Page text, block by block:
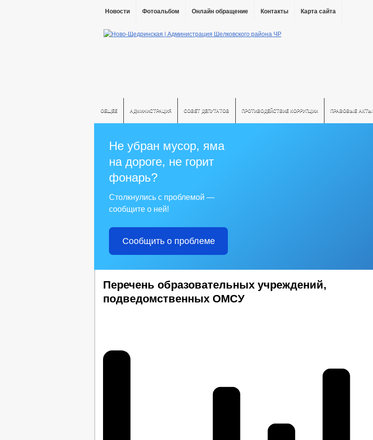
Новости Фотоальбом Онлайн обращение Контакты Карта сайта
ОБЩЕЕ АДМИНИСТРАЦИЯ СОВЕТ ДЕПУТАТОВ ПРОТИВОДЕЙСТВИЕ КОРРУПЦИИ ПРАВОВЫЕ АКТЫ
Не убран мусор, яма
на дороге, не горит
фонарь?
Столкнулись с проблемой —
сообщите о ней!
Сообщить о проблеме
Перечень образовательных учреждений,
подведомственных ОМСУ